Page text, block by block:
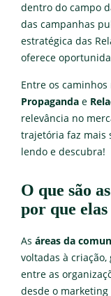
dentro do campo
das campanhas
estratégica das
oferece
Entre os
Propaganda e
relevância no
trajetória faz mais
lendo e descubra!
O que são
por que
As áreas da
voltadas à
entre as
desde o